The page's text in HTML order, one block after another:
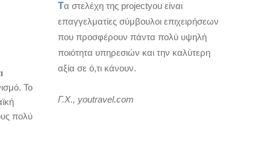
Το
πολύ
Τα στελέχη της projectyou είναι
επαγγελματίες σύμβουλοι επιχειρήσεων
που προσφέρουν πάντα πολύ υψηλή
ποιότητα υπηρεσιών και την καλύτερη
αξία σε ό,τι κάνουν.
Γ.Χ., youtravel.com